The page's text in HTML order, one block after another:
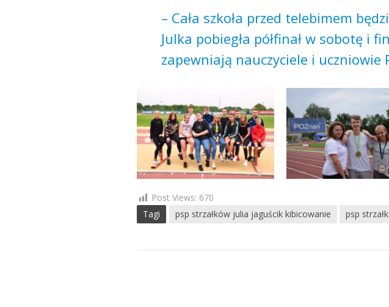
– Cała szkoła przed telebimem
Julka pobiegła półfinał w sobotę i
zapewniają nauczyciele i uczniowie
Post Views: 670
Tagi
psp strzałków julia jaguścik kibicowanie psp